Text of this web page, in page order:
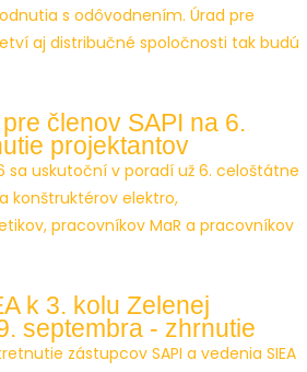
s odôvodnením. Úrad pre
aj distribučné spoločnosti tak budú
členov SAPI na 6.
projektantov
sa uskutoční v poradí už 6. celoštátne
konštruktérov elektro,
pracovníkov MaR a pracovníkov
k 3. kolu Zelenej
septembra - zhrnutie
zástupcov SAPI a vedenia SIEA